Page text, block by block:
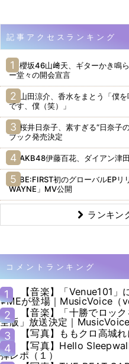
記事アクセスランキング
櫻坂46山﨑天、ギターかき鳴
ー堂々の開会宣言
山田涼介、香水をまとう「僕を
です、僕（笑）」
桜井日奈子、素すぎる“日奈子
ブック発売決定
AKB48伊藤百花、ダイアン津田
BE:FIRST初のグローバルEPリ
WAYNE」MV公開
ランキン
コメントランキング
1
【音楽】「Venue101
≠MEが登場｜MusicVoice（
2
【音楽】「十勝でロッ
全版」放送決定｜
3
【写真】ももクロ高城
4
【写真】Hello
弾レポ（１）